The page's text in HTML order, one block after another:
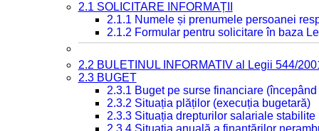
2.1 SOLICITARE INFORMAȚII
2.1.1 Numele și prenumele persoanei
2.1.2 Formular pentru solicitare în baza
2.2 BULETINUL INFORMATIV al Legii 544/
2.3 BUGET
2.3.1 Buget pe surse financiare
2.3.2 Situația plăților (execuția bugetară)
2.3.3 Situația drepturilor salariale
2.3.4 Situația anuală a finanțărilor